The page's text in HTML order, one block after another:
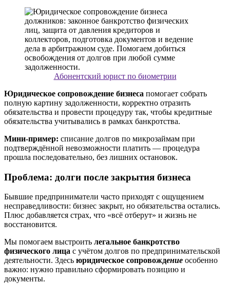
Абонентский юрист по биометрии
Юридическое сопровождение бизнеса помогает собрать
полную картину задолженности, корректно отразить
обязательства и провести процедуру так, чтобы кредитные
обязательства учитывались в рамках банкротства.
Мини-пример: списание долгов по микрозаймам при
подтверждённой невозможности платить — процедура
прошла последовательно, без лишних остановок.
Проблема: долги после закрытия бизнеса
Бывшие предприниматели часто приходят с ощущением
несправедливости: бизнес закрыт, но обязательства остались.
Плюс добавляется страх, что «всё отберут» и жизнь не
восстановится.
Мы помогаем выстроить легальное банкротство
физического лица с учётом долгов по предпринимательской
деятельности. Здесь юридическое сопровождение особенно
важно: нужно правильно сформировать позицию и
документы.